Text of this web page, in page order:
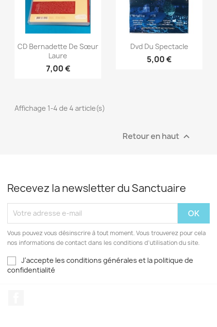
Aperçu rapide
CD Bernadette De Sœur
Laure
7,00 €
Aperçu rapide
Dvd Du Spectacle
5,00 €
Affichage 1-4 de 4 article(s)
Retour en haut 
Recevez la newsletter du Sanctuaire
Vous pouvez vous désinscrire à tout moment. Vous trouverez pour cela
nos informations de contact dans les conditions d'utilisation du site.
J'accepte les conditions générales et la politique de
confidentialité